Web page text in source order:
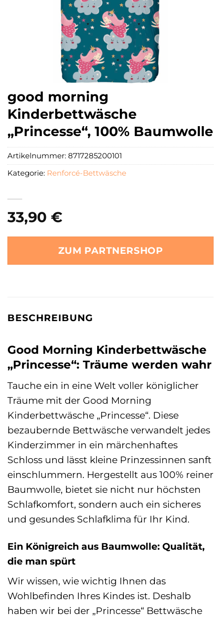
good morning
Kinderbettwäsche
„Princesse“, 100% Baumwolle
33,90 €
ZUM PARTNERSHOP
Artikelnummer: 8717285200101
Kategorie: Renforcé-Bettwäsche
BESCHREIBUNG
Good Morning Kinderbettwäsche
„Princesse“: Träume werden wahr
Tauche ein in eine Welt voller königlicher
Träume mit der Good Morning
Kinderbettwäsche „Princesse“. Diese
bezaubernde Bettwäsche verwandelt jedes
Kinderzimmer in ein märchenhaftes
Schloss und lässt kleine Prinzessinnen sanft
einschlummern. Hergestellt aus 100% reiner
Baumwolle, bietet sie nicht nur höchsten
Schlafkomfort, sondern auch ein sicheres
und gesundes Schlafklima für Ihr Kind.
Ein Königreich aus Baumwolle: Qualität,
die man spürt
Wir wissen, wie wichtig Ihnen das
Wohlbefinden Ihres Kindes ist. Deshalb
haben wir bei der „Princesse“ Bettwäsche